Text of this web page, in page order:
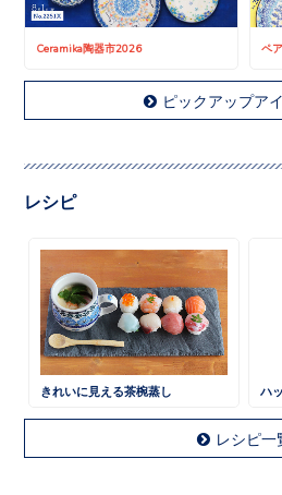
Ceramika陶器市2026 ペ
ピックアップア
レシピ
きれいに見える茶椀蒸し
レシピ一